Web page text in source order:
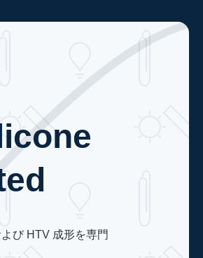
び HTV 成形を専門